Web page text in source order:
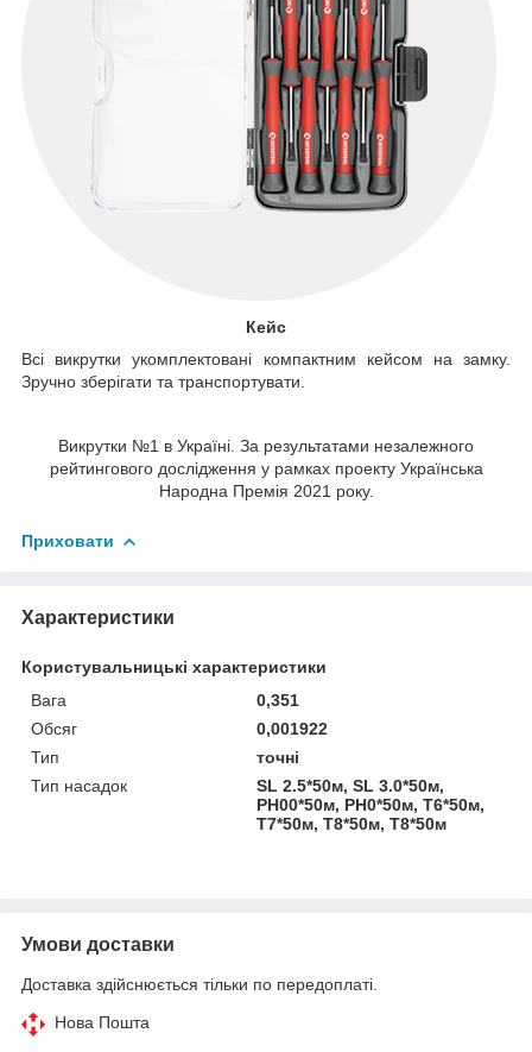
Кейс
Всі викрутки укомплектовані компактним кейсом на замку.
Зручно зберігати та транспортувати.
Викрутки №1 в Україні. За результатами незалежного
рейтингового дослідження у рамках проекту Українська
Народна Премія 2021 року.
Приховати
Характеристики
Користувальницькі характеристики
Вага
0,351
Обсяг
0,001922
Тип
точні
Тип насадок
SL 2.5*50м, SL 3.0*50м,
PH00*50м, PH0*50м, T6*50м,
T7*50м, T8*50м, T8*50м
Умови доставки
Доставка здійснюється тільки по передоплаті.
Нова Пошта